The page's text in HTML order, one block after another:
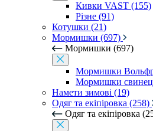
Кивки VAST (155)
Різне (91)
Котушки (21)
Мормишки (697)
Мормишки (697)
Мормишки
Мормишки
Намети зимові (19)
Одяг та екіпіровка (258)
Одяг та екіпіровка